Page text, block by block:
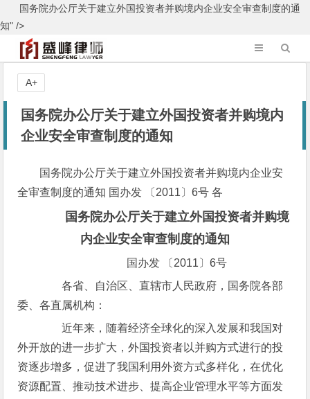
国务院办公厅关于建立外国投资者并购境内企业安全审查制度的通
知" />
国务院办公厅关于建立外国投资者并购境内
企业安全审查制度的通知
国务院办公厅关于建立外国投资者并购境内企业安
全审查制度的通知 国办发 〔2011〕6号 各
国务院办公厅关于建立外国投资者并购境
内企业安全审查制度的通知
国办发 〔2011〕6号
各省、自治区、直辖市人民政府，国务院各部
委、各直属机构：
近年来，随着经济全球化的深入发展和我国对
外开放的进一步扩大，外国投资者以并购方式进行的投
资逐步增多，促进了我国利用外资方式多样化，在优化
资源配置、推动技术进步、提高企业管理水平等方面发
A+